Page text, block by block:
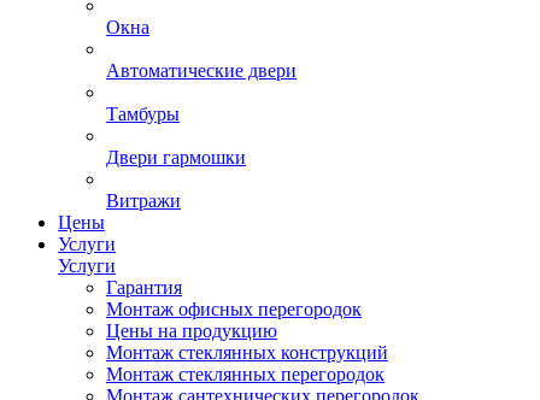
Окна
Автоматические двери
Тамбуры
Двери гармошки
Витражи
Цены
Услуги
Услуги
Гарантия
Монтаж офисных перегородок
Цены на продукцию
Монтаж стеклянных конструкций
Монтаж стеклянных перегородок
Монтаж сантехнических перегородок